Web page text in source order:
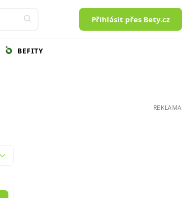
Přihlásit přes Bety.cz
BEFITY
REKLAMA